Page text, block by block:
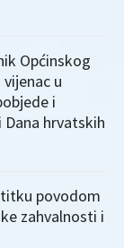
Općinskog
u
i
hrvatskih
povodom
zahvalnosti i